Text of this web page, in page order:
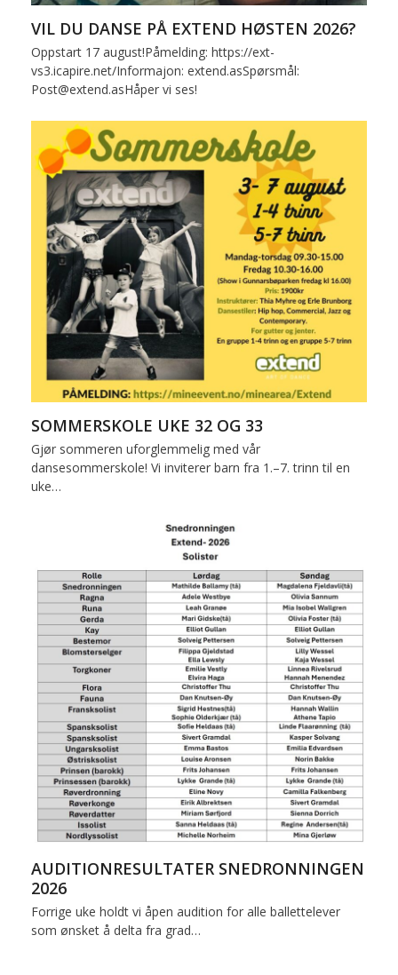
VIL DU DANSE PÅ EXTEND HØSTEN 2026?
Oppstart 17 august!Påmelding: https://ext-
vs3.icapire.net/Informajon: extend.asSpørsmål:
Post@extend.asHåper vi ses!
SOMMERSKOLE UKE 32 OG 33
Gjør sommeren uforglemmelig med vår
dansesommerskole! Vi inviterer barn fra 1.–7. trinn til en
uke…
AUDITIONRESULTATER SNEDRONNINGEN
2026
Forrige uke holdt vi åpen audition for alle ballettelever
som ønsket å delta fra grad…